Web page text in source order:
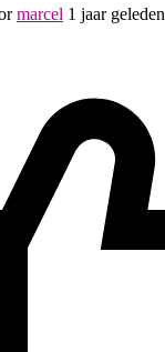
marcel 1 jaar geleden